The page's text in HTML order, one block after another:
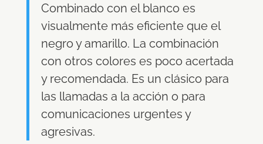
Combinado con el blanco es
visualmente más eficiente que el
negro y amarillo. La combinación
con otros colores es poco acertada
y recomendada. Es un clásico para
las llamadas a la acción o para
comunicaciones urgentes y
agresivas.